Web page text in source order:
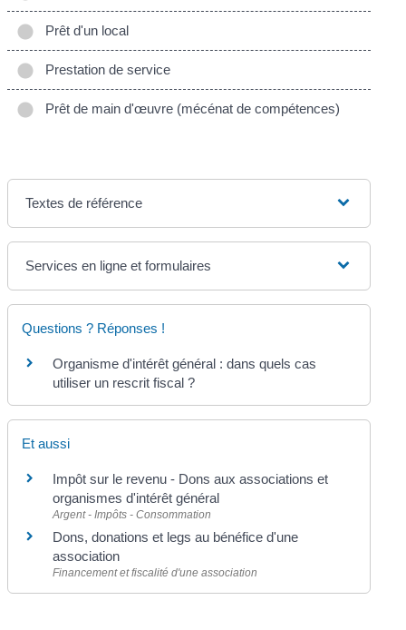
Prêt d'un local
Prestation de service
Prêt de main d'œuvre (mécénat de compétences)
Textes de référence
Services en ligne et formulaires
Questions ? Réponses !
Organisme d'intérêt général : dans quels cas
utiliser un rescrit fiscal ?
Et aussi
Impôt sur le revenu - Dons aux associations et
organismes d'intérêt général
Argent - Impôts - Consommation
Dons, donations et legs au bénéfice d'une
association
Financement et fiscalité d'une association